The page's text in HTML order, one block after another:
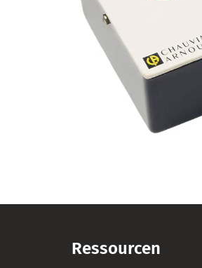
Ressourcen